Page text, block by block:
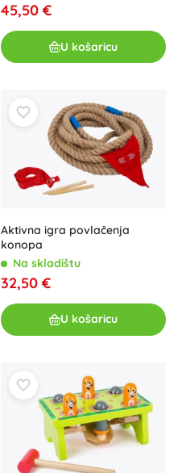
45,50 €
U košaricu
Aktivna igra povlačenja
konopa
Na skladištu
32,50 €
U košaricu